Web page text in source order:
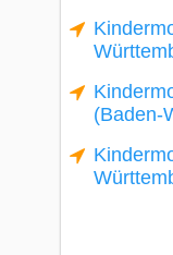
(Baden-